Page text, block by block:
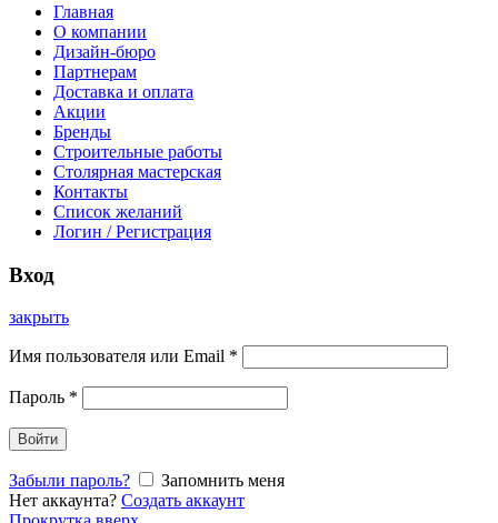
Главная
О компании
Дизайн-бюро
Партнерам
Доставка и оплата
Акции
Бренды
Строительные работы
Столярная мастерская
Контакты
Список желаний
Логин / Регистрация
Вход
закрыть
Имя пользователя или Email *
Пароль *
Войти
Забыли пароль?
Запомнить меня
Нет аккаунта? Создать аккаунт